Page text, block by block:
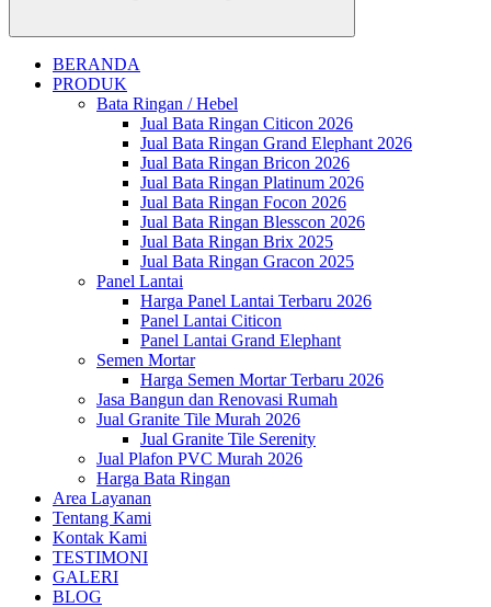
Close
BERANDA
PRODUK
Bata Ringan / Hebel
Jual Bata Ringan Citicon 2026
Jual Bata Ringan Grand Elephant 2026
Jual Bata Ringan Bricon 2026
Jual Bata Ringan Platinum 2026
Jual Bata Ringan Focon 2026
Jual Bata Ringan Blesscon 2026
Jual Bata Ringan Brix 2025
Jual Bata Ringan Gracon 2025
Panel Lantai
Harga Panel Lantai Terbaru 2026
Panel Lantai Citicon
Panel Lantai Grand Elephant
Semen Mortar
Harga Semen Mortar Terbaru 2026
Jasa Bangun dan Renovasi Rumah
Jual Granite Tile Murah 2026
Jual Granite Tile Serenity
Jual Plafon PVC Murah 2026
Harga Bata Ringan
Area Layanan
Tentang Kami
Kontak Kami
TESTIMONI
GALERI
BLOG